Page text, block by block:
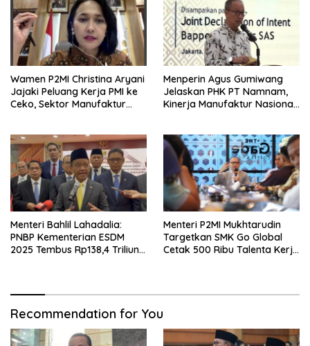
Wamen P2MI Christina Aryani
Jajaki Peluang Kerja PMI ke
Ceko, Sektor Manufaktur
Menperin Agus Gumiwang
Jelaskan PHK PT Namnam,
Kinerja Manufaktur Nasional
Menteri Bahlil Lahadalia:
PNBP Kementerian ESDM
2025 Tembus Rp138,4 Triliun,
Menteri P2MI Mukhtarudin
Targetkan SMK Go Global
Cetak 500 Ribu Talenta Kerja
Recommendation for You